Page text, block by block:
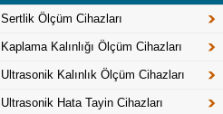
Sertlik Ölçüm Cihazları
Kaplama Kalınlığı Ölçüm Cihazları
Ultrasonik Kalınlık Ölçüm Cihazları
Ultrasonik Hata Tayin Cihazları